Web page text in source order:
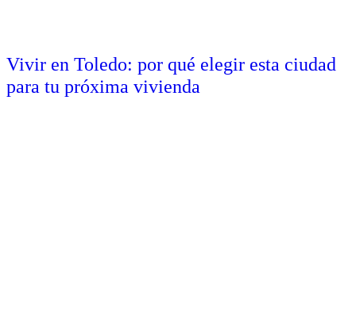
Vivir en Toledo: por qué elegir esta ciudad
para tu próxima vivienda